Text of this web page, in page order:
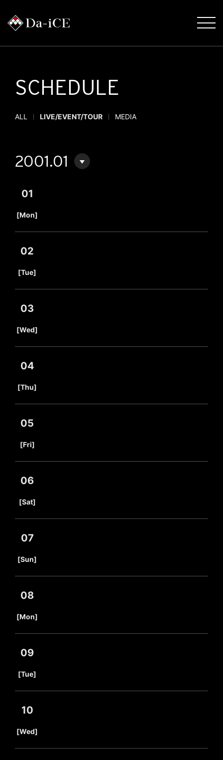
SCHEDULE
ALL LIVE/EVENT/TOUR MEDIA
2001.01
01
[Mon]
02
[Tue]
03
[Wed]
04
[Thu]
05
[Fri]
06
[Sat]
07
[Sun]
08
[Mon]
09
[Tue]
10
[Wed]